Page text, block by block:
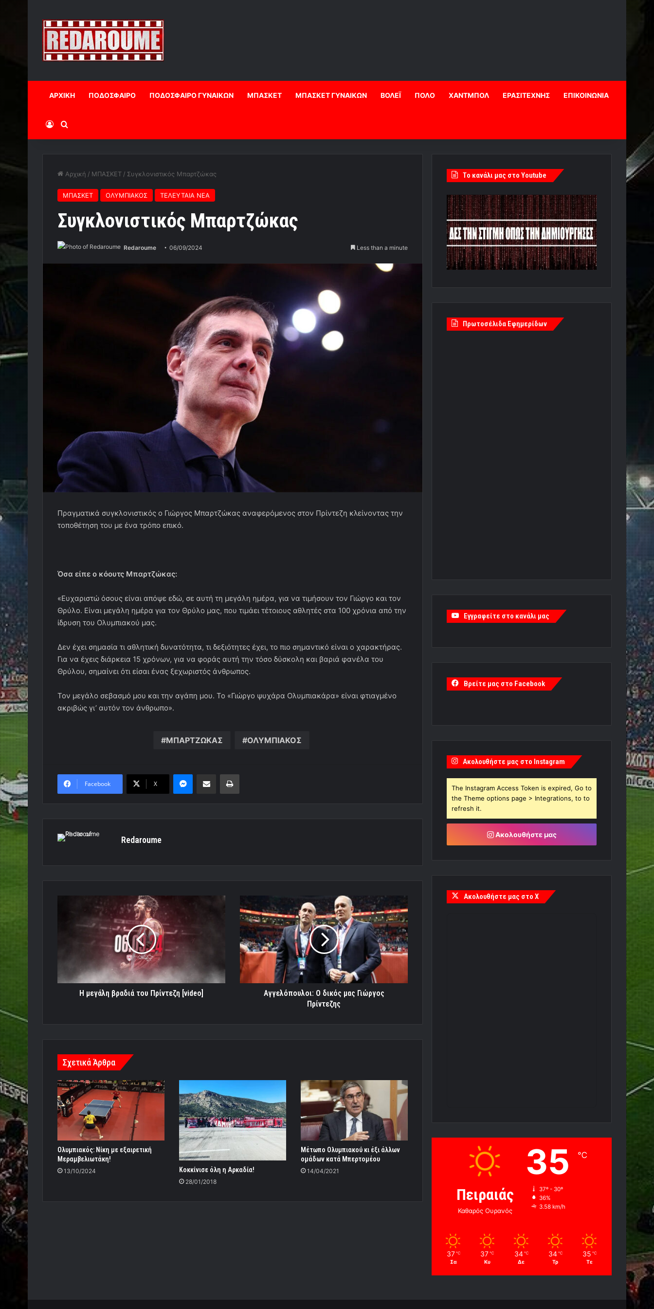
ΑΡΧΙΚΗ ΠΟΔΟΣΦΑΙΡΟ ΠΟΔΟΣΦΑΙΡΟ ΓΥΝΑΙΚΩΝ ΜΠΑΣΚΕΤ ΜΠΑΣΚΕΤ ΓΥΝΑΙΚΩΝ ΒΟΛΕΪ ΠΟΛΟ ΧΑΝΤΜΠΟΛ ΕΡΑΣΙΤΕΧΝΗΣ ΕΠΙΚΟΙΝΩΝΙΑ
Log InΑναζήτηση
Αρχική / ΜΠΑΣΚΕΤ / Συγκλονιστικός Μπαρτζώκας
ΜΠΑΣΚΕΤ ΟΛΥΜΠΙΑΚΟΣ ΤΕΛΕΥΤΑΙΑ ΝΕΑ
Συγκλονιστικός Μπαρτζώκας
Redaroume 06/09/2024 Less than a minute
Πραγματικά συγκλονιστικός ο Γιώργος Μπαρτζώκας αναφερόμενος στον Πρίντεζη κλείνοντας την
τοποθέτηση του με ένα τρόπο επικό.
Όσα είπε ο κόουτς Μπαρτζώκας:
«Ευχαριστώ όσους είναι απόψε εδώ, σε αυτή τη μεγάλη ημέρα, για να τιμήσουν τον Γιώργο και τον
Θρύλο. Είναι μεγάλη ημέρα για τον Θρύλο μας, που τιμάει τέτοιους αθλητές στα 100 χρόνια από την
ίδρυση του Ολυμπιακού μας.
Δεν έχει σημασία τι αθλητική δυνατότητα, τι δεξιότητες έχει, το πιο σημαντικό είναι ο χαρακτήρας.
Για να έχεις διάρκεια 15 χρόνων, για να φοράς αυτή την τόσο δύσκολη και βαριά φανέλα του
Θρύλου, σημαίνει ότι είσαι ένας ξεχωριστός άνθρωπος.
Τον μεγάλο σεβασμό μου και την αγάπη μου. Το «Γιώργο ψυχάρα Ολυμπιακάρα» είναι φτιαγμένο
ακριβώς γι’ αυτόν τον άνθρωπο».
ΜΠΑΡΤΖΩΚΑΣ ΟΛΥΜΠΙΑΚΟΣ
Facebook X
MessengerΚοινοποίηση μέσω ηλεκτρονικού ταχυδρομείουΕκτύπωση
Redaroume
H μεγάλη βραδιά του Πρίντεζη [video]
Αγγελόπουλοι:
Ο
δικός
μας
Γιώργος
Πρίντεζης
Αγγελόπουλοι: Ο δικός μας Γιώργος
Πρίντεζης
Σχετικά Άρθρα
Ολυμπιακός: Νίκη με εξαιρετική
Μεραμβελιωτάκη!
13/10/2024 Κοκκίνισε όλη η Αρκαδία!
28/01/2018
Μέτωπο Ολυμπιακού κι έξι άλλων
ομάδων κατά Μπερτομέου
14/04/2021
Tο κανάλι μας στο Youtube
Πρωτοσέλιδα Εφημερίδων
Εγγραφείτε στο κανάλι μας
Βρείτε μας στο Facebook
Ακολουθήστε μας στο Instagram
The Instagram Access Token is expired, Go to
the Theme options page > Integrations, to to
refresh it.
Ακολουθήστε μας
Ακολουθήστε μας στο X
Πειραιάς
Καθαρός Ουρανός
35 ℃
37º - 30º
36%
3.58 km/h
37 ℃
Σα
37 ℃
Κυ
34 ℃
Δε
34 ℃
Τρ
35 ℃
Τε